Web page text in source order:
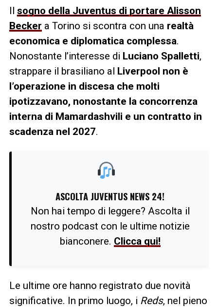
Il sogno della Juventus di portare Alisson
Becker a Torino si scontra con una realtà
economica e diplomatica complessa.
Nonostante l’interesse di Luciano Spalletti,
strappare il brasiliano al Liverpool non è
l’operazione in discesa che molti
ipotizzavano, nonostante la concorrenza
interna di Mamardashvili e un contratto in
scadenza nel 2027.
ASCOLTA JUVENTUS NEWS 24!
Non hai tempo di leggere? Ascolta il
nostro podcast con le ultime notizie
bianconere. Clicca qui!
Le ultime ore hanno registrato due novità
significative. In primo luogo, i Reds, nel pieno